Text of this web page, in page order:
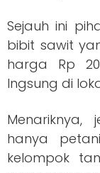
Sejauh ini
bibit sawit
harga Rp
lngsung di
hanya
kelompok